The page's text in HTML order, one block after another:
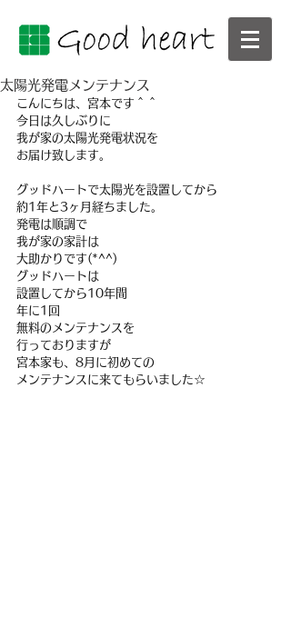
太陽光発電メンテナンス
こんにちは、宮本です＾＾
今日は久しぶりに
我が家の太陽光発電状況を
お届け致します。
グッドハートで太陽光を設置してから
約1年と3ヶ月経ちました。
発電は順調で
我が家の家計は
大助かりです(*^^)
グッドハートは
設置してから10年間
年に1回
無料のメンテナンスを
行っておりますが
宮本家も、8月に初めての
メンテナンスに来てもらいました☆